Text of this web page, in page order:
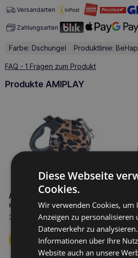
Versandarten
Zahlungsarten
Farbe: Dschungel Produktlinie:
FAQ - 1 Fragen zum Produkt
Produkte AMIPLAY
Amiplay infini Automatik-Leine
mit Gehege Safari M Leopard
33,60
Diese Webseite
Cookies.
Wir verwenden Cookies, um
Anzeigen zu personalisieren
Datenverkehr zu
Informationen über Ihre
Website auch an unsere